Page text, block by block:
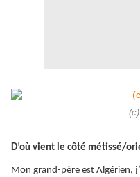
D’où vient le côté métissé/
Mon grand-père est Algérien,